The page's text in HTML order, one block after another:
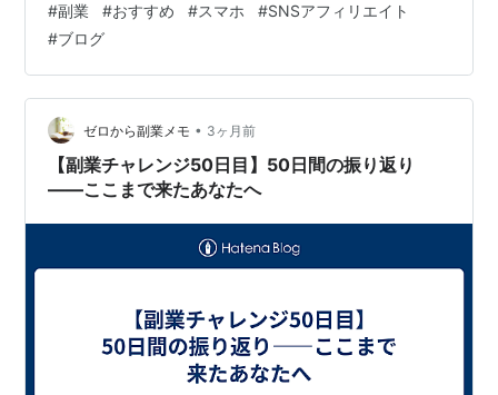
です。 タグ 記事の細かいキーワードを設定するもので
す。「SBI証券」「投資信託」「新NISA」など、記事の
内容を具体的に示す言葉を入れます。1記事につき3〜5個
が目安です。 はてなブログでタグが重要な理由 はてなブ
ログのタグは「はてなタグ」として独自のページが生成
されます。同じ…
#副業 #おすすめ #スマホ #SNSアフィリエイト
#ブログ
ゼロから副業メモ • 3ヶ月前
【副業チャレンジ50日目】50日間の振り返り
——ここまで来たあなたへ